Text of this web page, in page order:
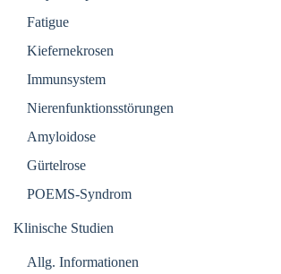
Fatigue
Kiefernekrosen
Immunsystem
Nierenfunktionsstörungen
Amyloidose
Gürtelrose
POEMS-Syndrom
Klinische Studien
Allg. Informationen